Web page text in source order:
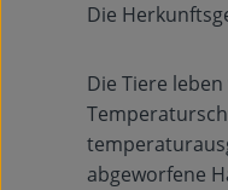
Die
Die Tiere
abgeworfene